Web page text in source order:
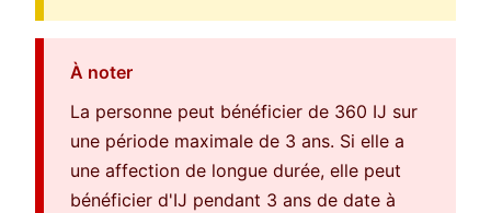
À noter
La personne peut bénéficier de 360 IJ sur
une période maximale de 3 ans. Si elle a
une affection de longue durée, elle peut
bénéficier d'IJ pendant 3 ans de date à